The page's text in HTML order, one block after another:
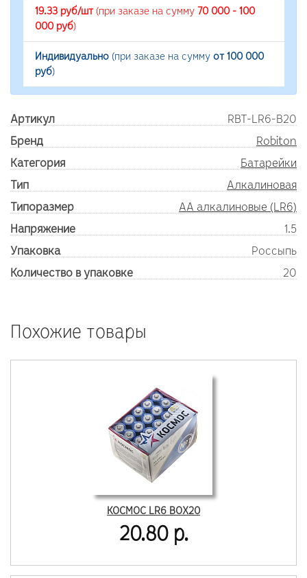
19.33 руб/шт(при заказе на сумму 70 000 - 100
000 руб)
Индивидуально (при заказе на сумму от 100 000
руб)
Артикул
RBT-LR6-B20
Бренд
Robiton
Категория
Батарейки
Тип
Алкалиновая
Типоразмер
AA алкалиновые (LR6)
Напряжение
1.5
Упаковка
Россыпь
Количество в упаковке
20
Похожие товары
КОСМОС LR6 BOX20
20.80 р.